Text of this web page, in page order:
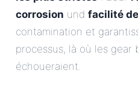
corrosion und facilité
contamination et
processus, là où les gear
échoueraient.